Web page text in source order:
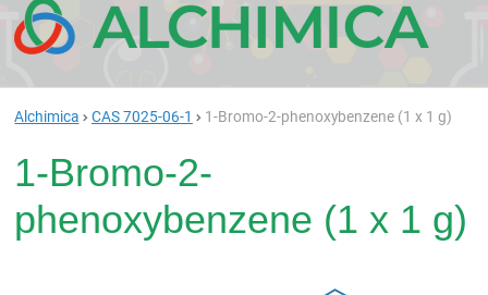
Alchimica CAS 7025-06-1 1-Bromo-2-phenoxybenzene (1 x 1 g)
1-Bromo-2-
phenoxybenzene (1 x 1 g)